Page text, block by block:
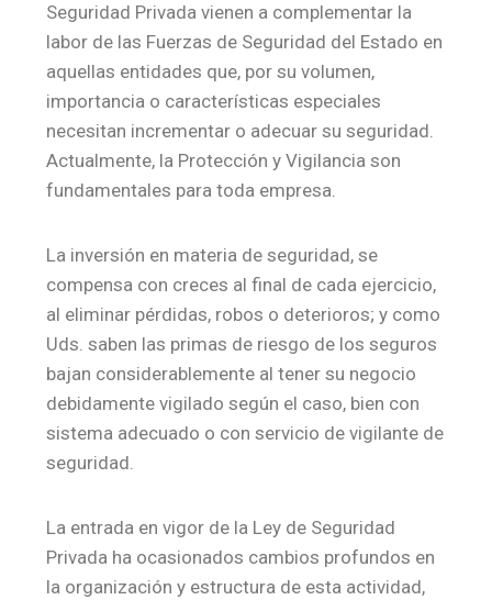
Seguridad Privada vienen a complementar la
labor de las Fuerzas de Seguridad del Estado en
aquellas entidades que, por su volumen,
importancia o características especiales
necesitan incrementar o adecuar su seguridad.
Actualmente, la Protección y Vigilancia son
fundamentales para toda empresa.
La inversión en materia de seguridad, se
compensa con creces al final de cada ejercicio,
al eliminar pérdidas, robos o deterioros; y como
Uds. saben las primas de riesgo de los seguros
bajan considerablemente al tener su negocio
debidamente vigilado según el caso, bien con
sistema adecuado o con servicio de vigilante de
seguridad.
La entrada en vigor de la Ley de Seguridad
Privada ha ocasionados cambios profundos en
la organización y estructura de esta actividad,